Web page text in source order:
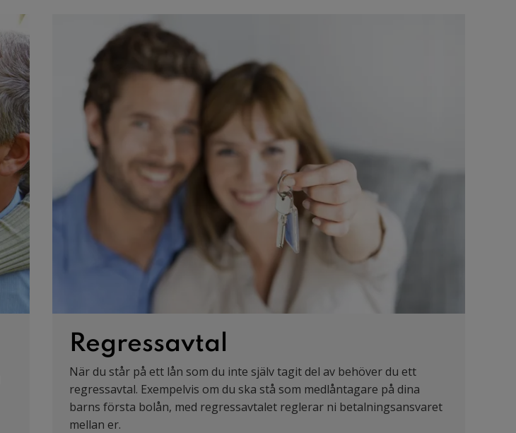
Regressavtal
När du står på ett lån som du inte själv tagit del av behöver du ett
regressavtal. Exempelvis om du ska stå som medlåntagare på dina
barns första bolån, med regressavtalet reglerar ni betalningsansvaret
mellan er.